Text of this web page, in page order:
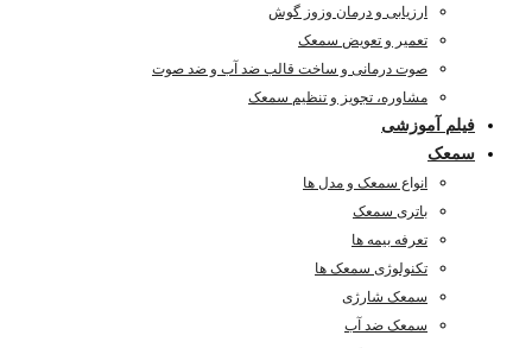
ارزیابی و درمان وزوز گوش
تعمیر و تعویض سمعک
صوت درمانی و ساخت قالب ضد آب و ضد صوت
مشاوره، تجویز و تنظیم سمعک
فیلم آموزشی
سمعک
انواع سمعک و مدل ها
باتری سمعک
تعرفه بیمه ها
تکنولوژی سمعک ها
سمعک شارژی
سمعک ضد آب